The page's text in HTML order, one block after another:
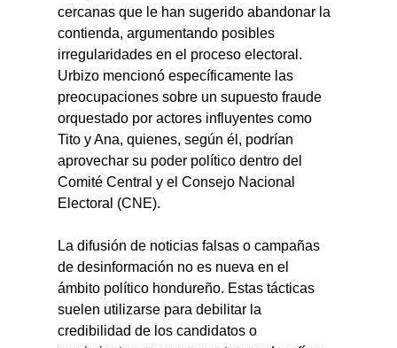
cercanas que le han sugerido abandonar la
contienda, argumentando posibles
irregularidades en el proceso electoral.
Urbizo mencionó específicamente las
preocupaciones sobre un supuesto fraude
orquestado por actores influyentes como
Tito y Ana, quienes, según él, podrían
aprovechar su poder político dentro del
Comité Central y el Consejo Nacional
Electoral (CNE).
La difusión de noticias falsas o campañas
de desinformación no es nueva en el
ámbito político hondureño. Estas tácticas
suelen utilizarse para debilitar la
credibilidad de los candidatos o